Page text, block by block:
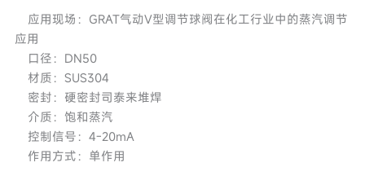
应用现场：GRAT气动V型调节球阀在化工行业中的蒸汽调节
应用
口径：DN50
材质：SUS304
密封：硬密封司泰来堆焊
介质：饱和蒸汽
控制信号：4-20mA
作用方式：单作用